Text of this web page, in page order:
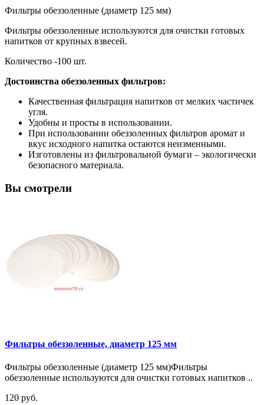
Фильтры обеззоленные (диаметр 125 мм)
Фильтры обеззоленные используются для очистки готовых
напитков от крупных взвесей.
Количество -100 шт.
Достоинства обеззоленных фильтров:
Качественная фильтрация напитков от мелких частичек
угля.
Удобны и просты в использовании.
При использовании обеззоленных фильтров аромат и
вкус исходного напитка остаются неизменными.
Изготовлены из фильтровальной бумаги – экологически
безопасного материала.
Вы смотрели
Фильтры обеззоленные, диаметр 125 мм
Фильтры обеззоленные (диаметр 125 мм)Фильтры
обеззоленные используются для очистки готовых напитков ..
120 руб.